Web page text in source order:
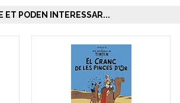
ET PODEN INTERESSAR...